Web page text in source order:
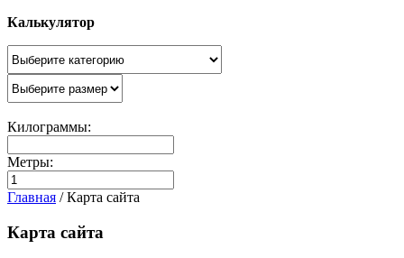
Калькулятор
Килограммы:
Метры:
Главная /Карта сайта
Карта сайта